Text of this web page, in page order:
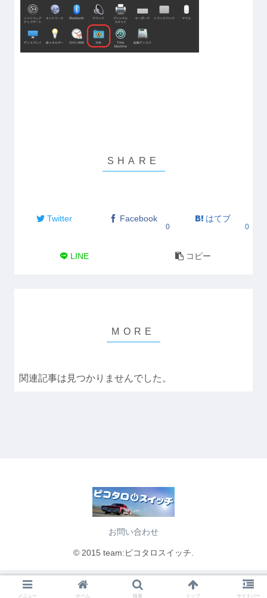
Twitter Facebook
0
はてブ
0
LINE コピー
関連記事は見つかりませんでした。
お問い合わせ
© 2015 team:ピコタロスイッチ.
メニュー ホーム 検索 トップ サイドバー